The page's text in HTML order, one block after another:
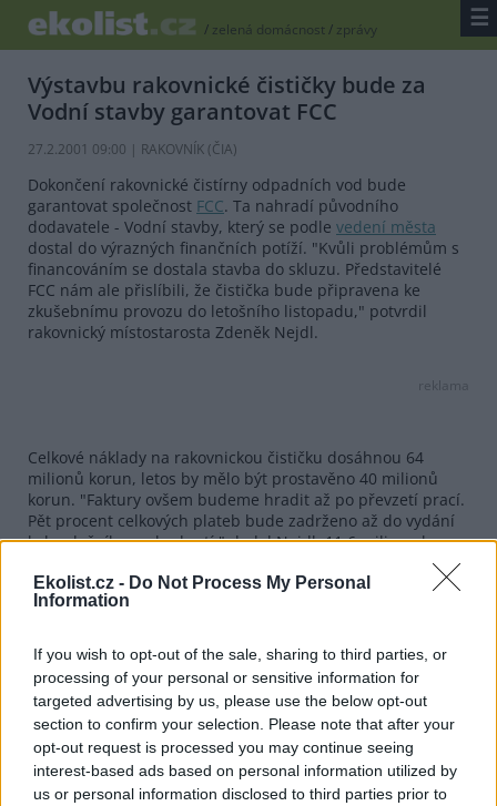
Ekolist.cz - Do Not Process My Personal
Information
If you wish to opt-out of the sale, sharing to third parties, or
processing of your personal or sensitive information for
targeted advertising by us, please use the below opt-out
section to confirm your selection. Please note that after your
opt-out request is processed you may continue seeing
interest-based ads based on personal information utilized by
us or personal information disclosed to third parties prior to
/ zelená domácnost/ zprávy ☰
Výstavbu rakovnické čističky bude za
Vodní stavby garantovat FCC
27.2.2001 09:00 | RAKOVNÍK (ČIA)
Dokončení rakovnické čistírny odpadních vod bude
garantovat společnost FCC. Ta nahradí původního
dodavatele - Vodní stavby, který se podle vedení města
dostal do výrazných finančních potíží. "Kvůli problémům s
financováním se dostala stavba do skluzu. Představitelé
FCC nám ale přislíbili, že čistička bude připravena ke
zkušebnímu provozu do letošního listopadu," potvrdil
rakovnický místostarosta Zdeněk Nejdl.
reklama
Celkové náklady na rakovnickou čističku dosáhnou 64
milionů korun, letos by mělo být prostavěno 40 milionů
korun. "Faktury ovšem budeme hradit až po převzetí prací.
Pět procent celkových plateb bude zadrženo až do vydání
kolaudačního rozhodnutí," dodal Nejdl. 11,6 milionu korun
zaplatí rakovnická radnice ze svého rozpočtu, zbývající část
pokryje státní dotace.